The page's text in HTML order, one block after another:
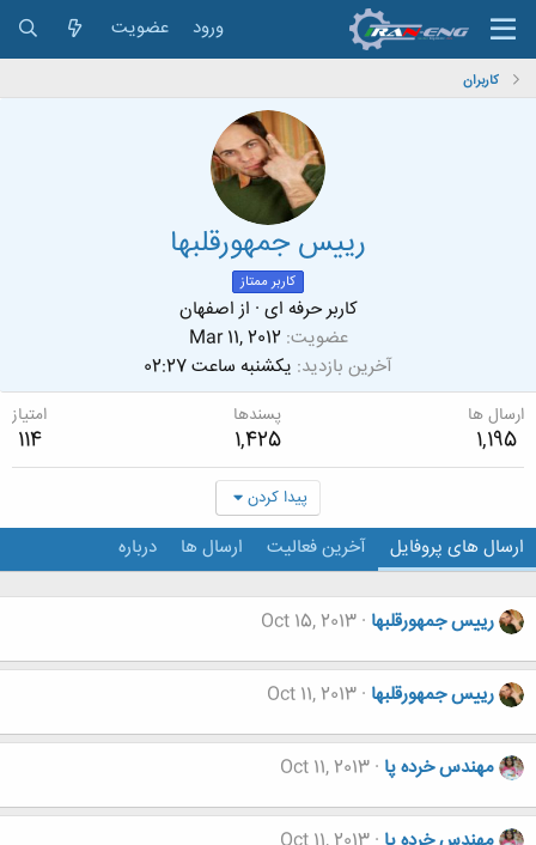
ورود عضویت
کاربران
رییس جمهورقلبها
کاربر ممتاز
کاربر حرفه ای · ازاصفهان
عضویت Mar 11, 2012
آخرین بازدید یکشنبه ساعت 02:27
ارسال ها
1,195
پسندها
1,425
امتیاز
114
پیدا کردن
ارسال های پروفایل آخرین فعالیت ارسال ها درباره
رییس جمهورقلبها Oct 15, 2013
رییس جمهورقلبها Oct 11, 2013
مهندس خرده پا Oct 11, 2013